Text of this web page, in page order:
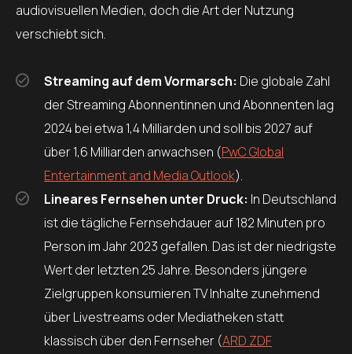
audiovisuellen Medien, doch die Art der Nutzung
verschiebt sich.
Streaming auf dem Vormarsch: Die globale Zahl
der Streaming Abonnentinnen und Abonnenten lag
2024 bei etwa 1,4 Milliarden und soll bis 2027 auf
über 1,6 Milliarden anwachsen (PwC Global
Entertainment and Media Outlook).
Lineares Fernsehen unter Druck: In Deutschland
ist die tägliche Fernsehdauer auf 182 Minuten pro
Person im Jahr 2023 gefallen. Das ist der niedrigste
Wert der letzten 25 Jahre. Besonders jüngere
Zielgruppen konsumieren TV Inhalte zunehmend
über Livestreams oder Mediatheken statt
klassisch über den Fernseher (ARD ZDF